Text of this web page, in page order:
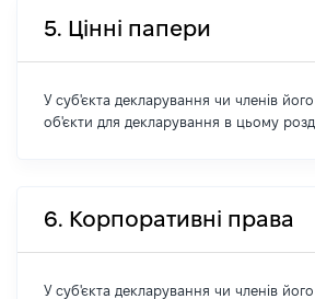
5. Цінні папери
У суб'єкта декларування чи членів його
об'єкти для декларування в цьому
6. Корпоративні права
У суб'єкта декларування чи членів його